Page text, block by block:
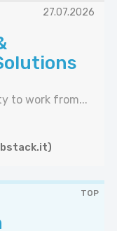
27.07.2026
to work from...
TOP